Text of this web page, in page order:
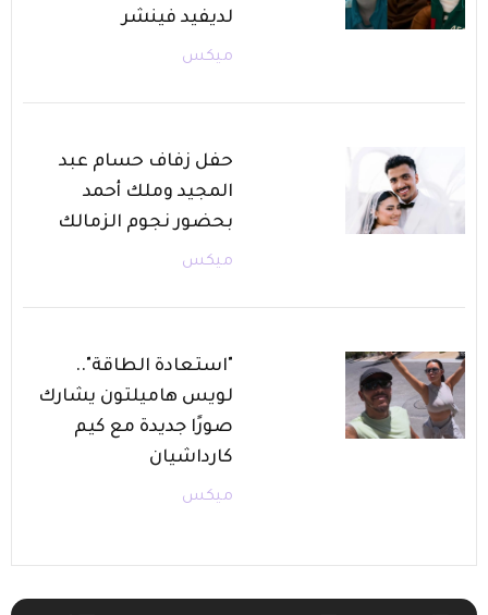
لديفيد فينشر
ميكس
حفل زفاف حسام عبد
المجيد وملك أحمد
بحضور نجوم الزمالك
ميكس
"استعادة الطاقة"..
لويس هاميلتون يشارك
صورًا جديدة مع كيم
كارداشيان
ميكس